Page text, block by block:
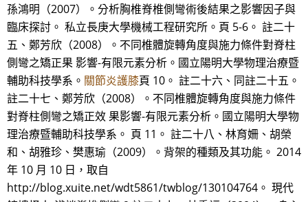
孫鴻明（2007）。分析胸椎脊椎側彎術後結果之影響因子與
臨床探討。 私立長庚大學機械工程研究所。頁 5-6。 註二十
五、鄭芳欣（2008）。不同椎體旋轉角度與施力條件對脊柱
側彎之矯正果 影響-有限元素分析。國立陽明大學物理治療暨
輔助科技學系。 關節炎護膝頁 10。 註二十六、同註二十五。
註二十七、鄭芳欣（2008）。不同椎體旋轉角度與施力條件
對脊柱側彎之矯正效 果影響-有限元素分析。國立陽明大學物
理治療暨輔助科技學系。 頁 11。 註二十八、林育姍、胡榮
和、胡雅珍、樊惠瑜（2009）。背架的種類及其功能。 2014
年 10 月 10 日，取自
http://blog.xuite.net/wdt5861/twblog/130104764。 現代